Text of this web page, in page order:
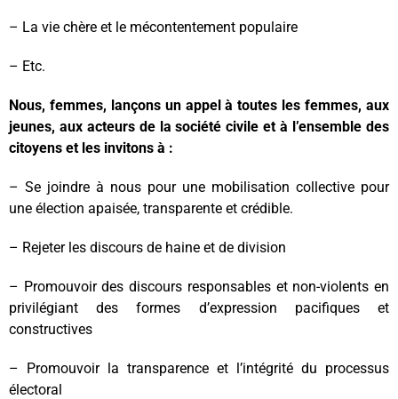
– La vie chère et le mécontentement populaire
– Etc.
Nous, femmes, lançons un appel à toutes les femmes, aux
jeunes, aux acteurs de la société civile et à l’ensemble des
citoyens et les invitons à :
– Se joindre à nous pour une mobilisation collective pour
une élection apaisée, transparente et crédible.
– Rejeter les discours de haine et de division
– Promouvoir des discours responsables et non-violents en
privilégiant des formes d’expression pacifiques et
constructives
– Promouvoir la transparence et l’intégrité du processus
électoral